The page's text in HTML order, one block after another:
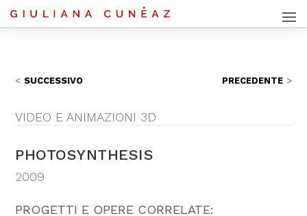
PRECEDENTE
SUCCESSIVO
VIDEO E ANIMAZIONI 3D
PHOTOSYNTHESIS
2009
PROGETTI E OPERE CORRELATE: